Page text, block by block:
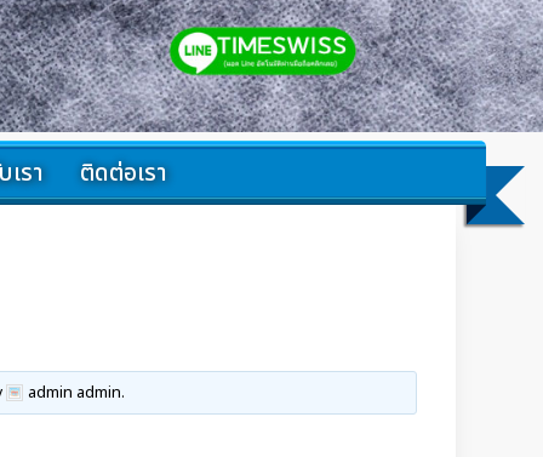
เรา ติดต่อเรา
admin admin.